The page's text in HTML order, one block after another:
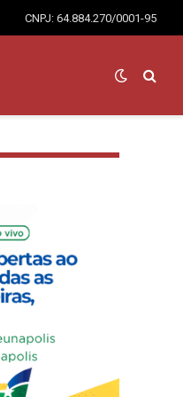
CNPJ: 64.884.270/0001-95